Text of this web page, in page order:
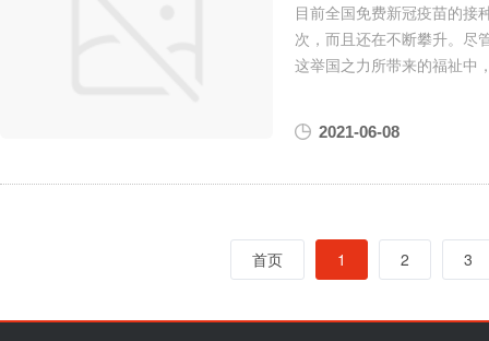
目前全国免费新冠疫苗的接
次，而且还在不断攀升。尽
这举国之力所带来的福祉中
2021-06-08
首页 1 2 3